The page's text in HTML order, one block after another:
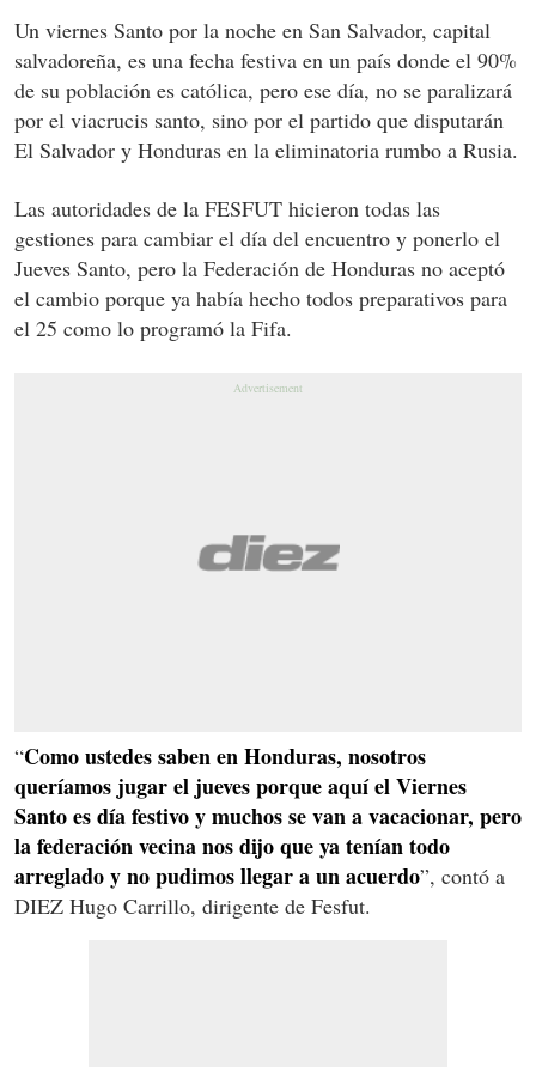
Un viernes Santo por la noche en San Salvador, capital
salvadoreña, es una fecha festiva en un país donde el 90%
de su población es católica, pero ese día, no se paralizará
por el viacrucis santo, sino por el partido que disputarán
El Salvador y Honduras en la eliminatoria rumbo a Rusia.
Las autoridades de la FESFUT hicieron todas las
gestiones para cambiar el día del encuentro y ponerlo el
Jueves Santo, pero la Federación de Honduras no aceptó
el cambio porque ya había hecho todos preparativos para
el 25 como lo programó la Fifa.
“Como ustedes saben en Honduras, nosotros
queríamos jugar el jueves porque aquí el Viernes
Santo es día festivo y muchos se van a vacacionar, pero
la federación vecina nos dijo que ya tenían todo
arreglado y no pudimos llegar a un acuerdo”, contó a
DIEZ Hugo Carrillo, dirigente de Fesfut.